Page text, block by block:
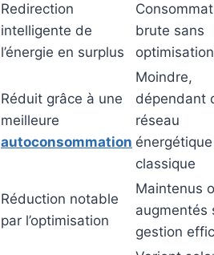
Redirection
intelligente de
l’énergie en surplus
brute sans
optimisation
Réduit grâce à une
meilleure
autoconsommation
Moindre,
dépendant
réseau
énergétique
classique
Réduction notable
par l’optimisation
Maintenus
augmentés
gestion